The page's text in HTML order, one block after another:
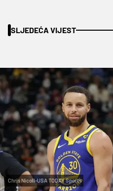
SLJEDEĆA VIJEST
Chris Nicoll-USA TODAY Sports